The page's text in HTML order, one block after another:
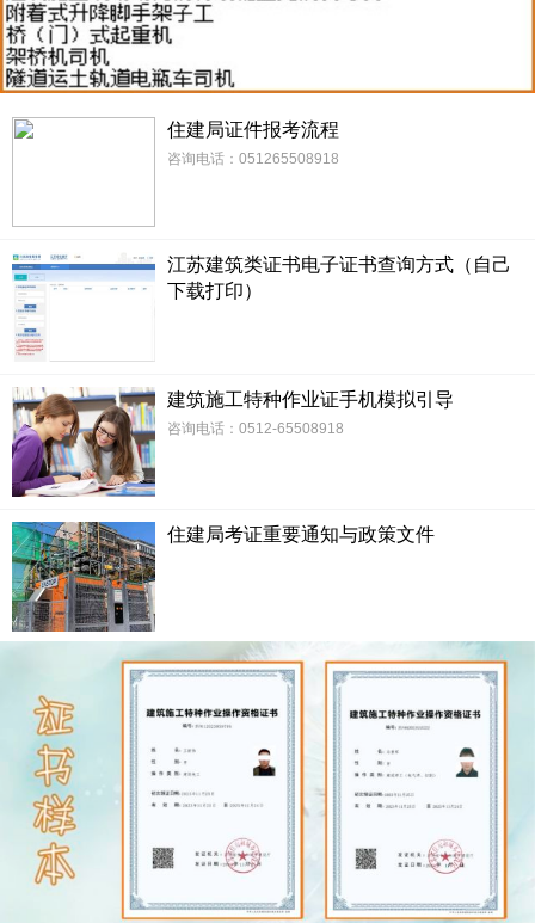
住建局证件报考流程
咨询电话：051265508918
江苏建筑类证书电子证书查询方式（自己
下载打印）
建筑施工特种作业证手机模拟引导
咨询电话：0512-65508918
住建局考证重要通知与政策文件